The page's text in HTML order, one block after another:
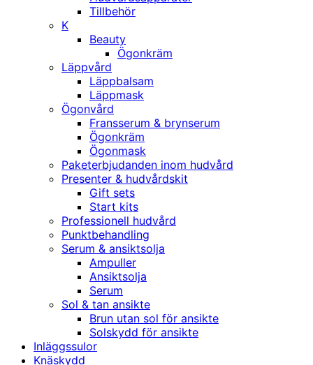
Tillbehör
K
Beauty
Ögonkräm
Läppvård
Läppbalsam
Läppmask
Ögonvård
Fransserum & brynserum
Ögonkräm
Ögonmask
Paketerbjudanden inom hudvård
Presenter & hudvårdskit
Gift sets
Start kits
Professionell hudvård
Punktbehandling
Serum & ansiktsolja
Ampuller
Ansiktsolja
Serum
Sol & tan ansikte
Brun utan sol för ansikte
Solskydd för ansikte
Inläggssulor
Knäskydd